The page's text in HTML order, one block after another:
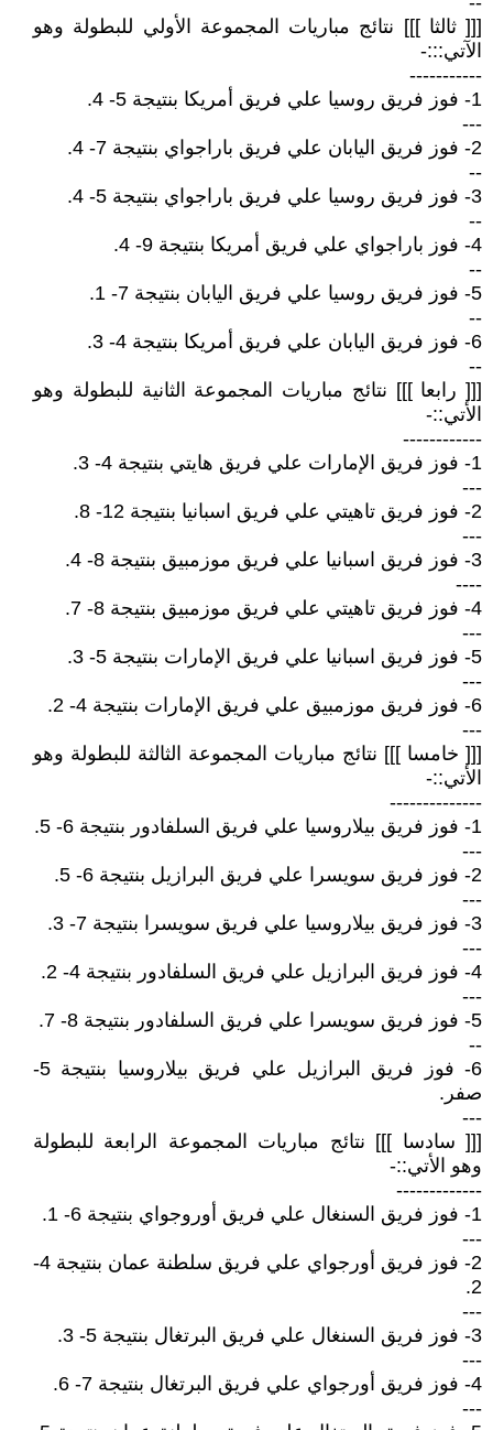
[[[ ثالثا ]]] نتائج مباريات المجموعة الأولي للبطولة وهو
الآتي:::-
-----------
1- فوز فريق روسيا علي فريق أمريكا بنتيجة 5- 4.
---
2- فوز فريق اليابان علي فريق باراجواي بنتيجة 7- 4.
--
3- فوز فريق روسيا علي فريق باراجواي بنتيجة 5- 4.
--
4- فوز باراجواي علي فريق أمريكا بنتيجة 9- 4.
--
5- فوز فريق روسيا علي فريق اليابان بنتيجة 7- 1.
--
6- فوز فريق اليابان علي فريق أمريكا بنتيجة 4- 3.
--
[[[ رابعا ]]] نتائج مباريات المجموعة الثانية للبطولة وهو
الأتي::-
------------
1- فوز فريق الإمارات علي فريق هايتي بنتيجة 4- 3.
---
2- فوز فريق تاهيتي علي فريق اسبانيا بنتيجة 12- 8.
---
3- فوز فريق اسبانيا علي فريق موزمبيق بنتيجة 8- 4.
----
4- فوز فريق تاهيتي علي فريق موزمبيق بنتيجة 8- 7.
---
5- فوز فريق اسبانيا علي فريق الإمارات بنتيجة 5- 3.
---
6- فوز فريق موزمبيق علي فريق الإمارات بنتيجة 4- 2.
---
[[[ خامسا ]]] نتائج مباريات المجموعة الثالثة للبطولة وهو
الأتي::-
--------------
1- فوز فريق بيلاروسيا علي فريق السلفادور بنتيجة 6- 5.
---
2- فوز فريق سويسرا علي فريق البرازيل بنتيجة 6- 5.
---
3- فوز فريق بيلاروسيا علي فريق سويسرا بنتيجة 7- 3.
---
4- فوز فريق البرازيل علي فريق السلفادور بنتيجة 4- 2.
---
5- فوز فريق سويسرا علي فريق السلفادور بنتيجة 8- 7.
--
6- فوز فريق البرازيل علي فريق بيلاروسيا بنتيجة 5-
صفر.
---
[[[ سادسا ]]] نتائج مباريات المجموعة الرابعة للبطولة
وهو الأتي::-
-------------
1- فوز فريق السنغال علي فريق أوروجواي بنتيجة 6- 1.
---
2- فوز فريق أورجواي علي فريق سلطنة عمان بنتيجة 4-
2.
---
3- فوز فريق السنغال علي فريق البرتغال بنتيجة 5- 3.
---
4- فوز فريق أورجواي علي فريق البرتغال بنتيجة 7- 6.
---